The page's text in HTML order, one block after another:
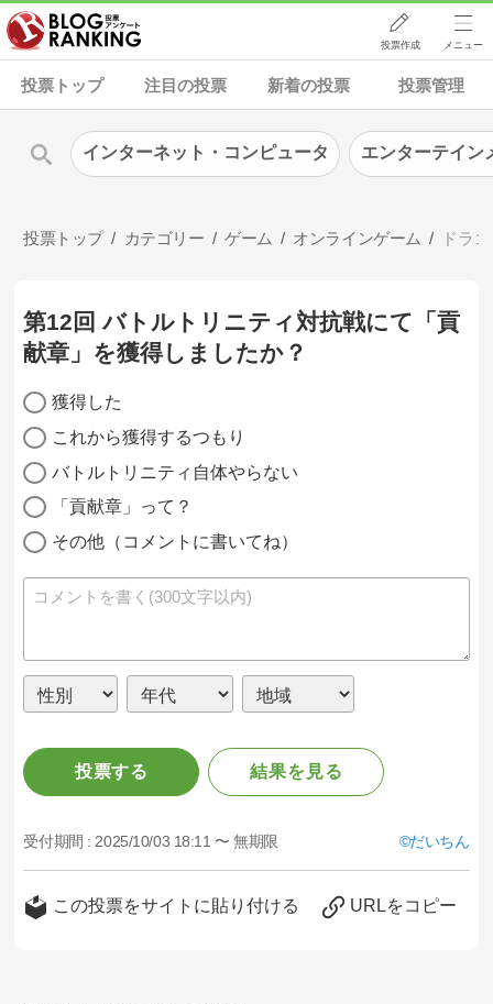
投票作成 メニュー
投票トップ 注目の投票 新着の投票 投票管理
投票トップ カテゴリー ゲーム オンラインゲーム ドラ
第12回 バトルトリニティ対抗戦にて「貢
献章」を獲得しましたか？
獲得した
これから獲得するつもり
バトルトリニティ自体やらない
「貢献章」って？
その他（コメントに書いてね）
投票する 結果を見る
受付期間 :2025/10/03 18:11 〜 無期限 だいちん
この投票をサイトに貼り付ける URLをコピー
インターネット・コンピュータ エンターテイン